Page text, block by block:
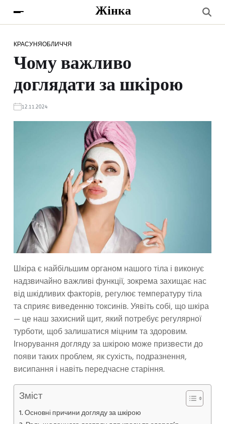
Жінка
КРАСУНЯОБЛИЧЧЯ
Чому важливо
доглядати за шкірою
12.11.2024
Шкіра є найбільшим органом нашого тіла і виконує
надзвичайно важливі функції, зокрема захищає нас
від шкідливих факторів, регулює температуру тіла
та сприяє виведенню токсинів. Уявіть собі, що шкіра
— це наш захисний щит, який потребує регулярної
турботи, щоб залишатися міцним та здоровим.
Ігнорування догляду за шкірою може призвести до
появи таких проблем, як сухість, подразнення,
висипання і навіть передчасне старіння.
Зміст
Основні причини догляду за шкірою